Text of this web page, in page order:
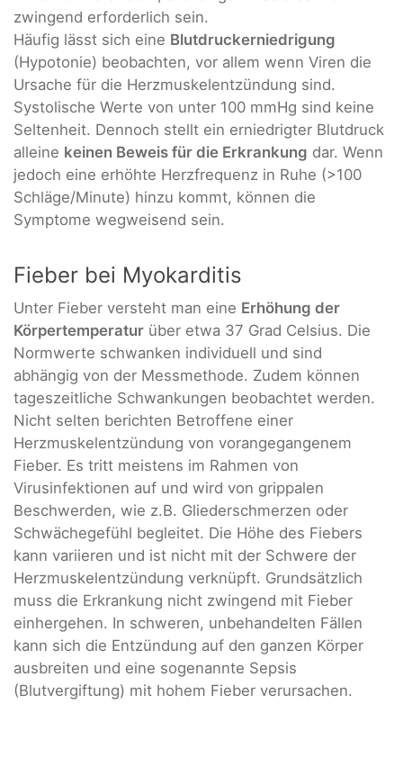
zwingend erforderlich sein.
Häufig lässt sich eine Blutdruckerniedrigung
(Hypotonie) beobachten, vor allem wenn Viren die
Ursache für die Herzmuskelentzündung sind.
Systolische Werte von unter 100 mmHg sind keine
Seltenheit. Dennoch stellt ein erniedrigter Blutdruck
alleine keinen Beweis für die Erkrankung dar. Wenn
jedoch eine erhöhte Herzfrequenz in Ruhe (>100
Schläge/Minute) hinzu kommt, können die
Symptome wegweisend sein.
Fieber bei Myokarditis
Unter Fieber versteht man eine Erhöhung der
Körpertemperatur über etwa 37 Grad Celsius. Die
Normwerte schwanken individuell und sind
abhängig von der Messmethode. Zudem können
tageszeitliche Schwankungen beobachtet werden.
Nicht selten berichten Betroffene einer
Herzmuskelentzündung von vorangegangenem
Fieber. Es tritt meistens im Rahmen von
Virusinfektionen auf und wird von grippalen
Beschwerden, wie z.B. Gliederschmerzen oder
Schwächegefühl begleitet. Die Höhe des Fiebers
kann variieren und ist nicht mit der Schwere der
Herzmuskelentzündung verknüpft. Grundsätzlich
muss die Erkrankung nicht zwingend mit Fieber
einhergehen. In schweren, unbehandelten Fällen
kann sich die Entzündung auf den ganzen Körper
ausbreiten und eine sogenannte Sepsis
(Blutvergiftung) mit hohem Fieber verursachen.